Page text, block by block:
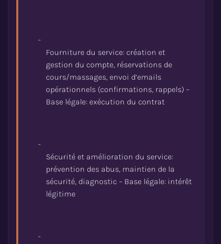
-
Fourniture du service: création et
gestion du compte, réservations de
cours/massages, envoi d’emails
opérationnels (confirmations, rappels) –
-
Sécurité et amélioration du service:
prévention des abus, maintien de la
sécurité, diagnostic – Base légale: intérêt
-